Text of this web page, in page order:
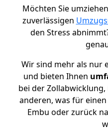
Möchten Sie
zuverlässigen
den Stress
Wir sind mehr als nur
und bieten Ihnen
bei der
anderen, was für
Embu oder zurück